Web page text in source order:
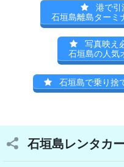
港で引
石垣島離島ターミ
写真映え
石垣島の人気
石垣島で乗り捨
石垣島レンタカ